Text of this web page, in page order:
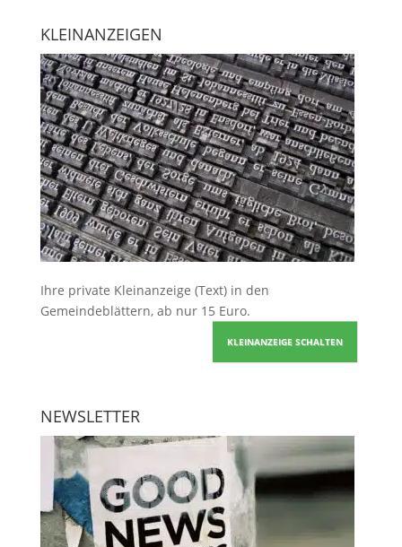
KLEINANZEIGEN
Ihre private Kleinanzeige (Text) in den
Gemeindeblättern, ab nur 15 Euro.
KLEINANZEIGE SCHALTEN
NEWSLETTER